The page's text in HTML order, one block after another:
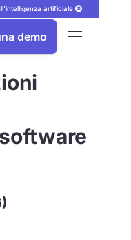
artificiale.
demo